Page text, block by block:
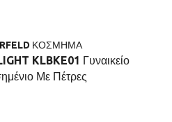
ΚΟΣΜΗΜΑ
KLBKE01 Γυναικείο
Με Πέτρες